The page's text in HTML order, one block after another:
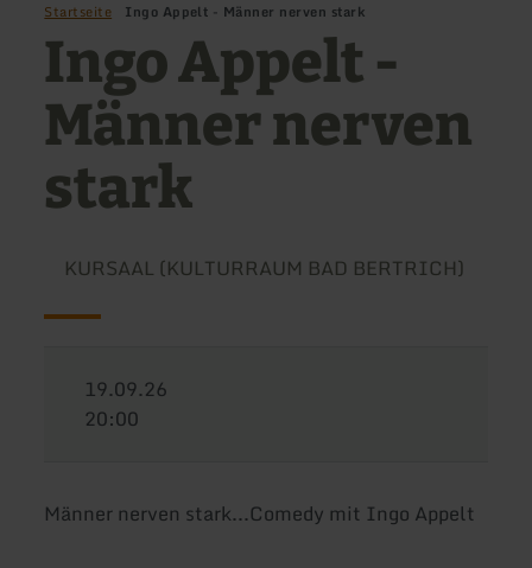
Startseite Ingo Appelt - Männer nerven stark
Ingo Appelt -
Männer nerven
stark
KURSAAL (KULTURRAUM BAD BERTRICH)
19.09.26
20:00
Männer nerven stark...Comedy mit Ingo Appelt